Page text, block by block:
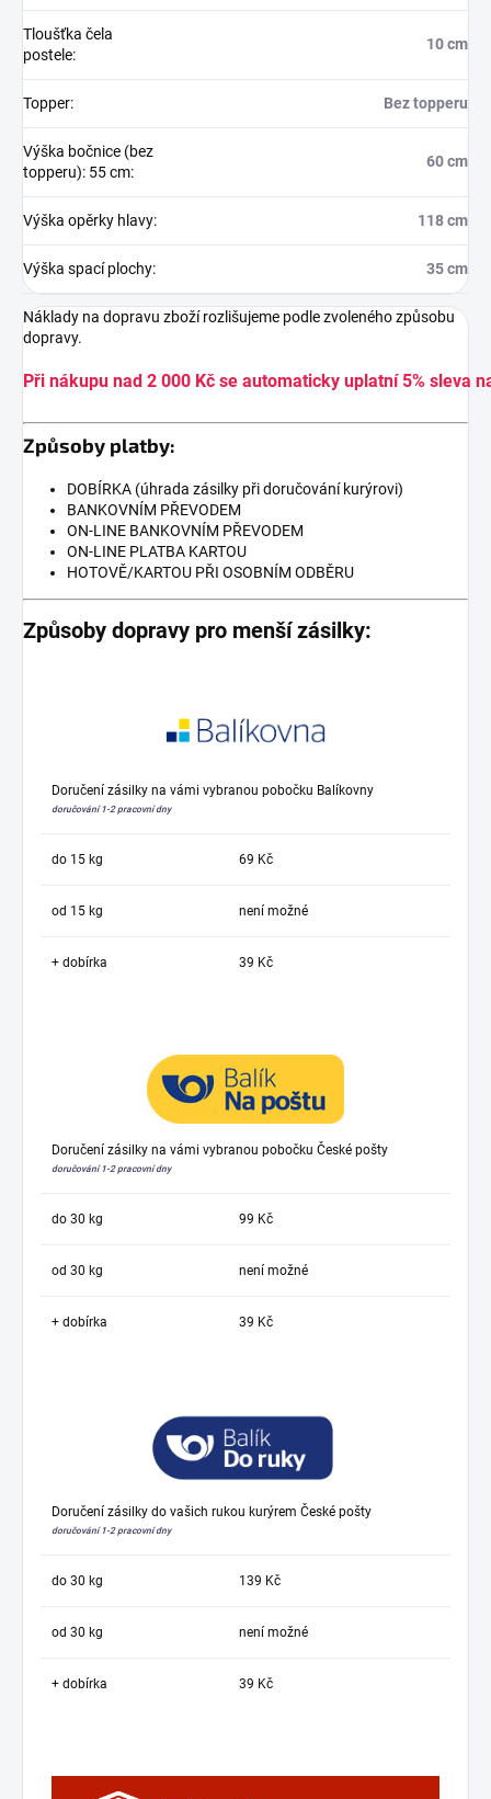
Tloušťka čela
postele:
10 cm
Topper: Bez topperu
Výška bočnice (bez
topperu): 55 cm:
60 cm
Výška opěrky hlavy: 118 cm
Výška spací plochy: 35 cm
Náklady na dopravu zboží rozlišujeme podle zvoleného způsobu
dopravy.
Při nákupu nad 2 000 Kč se automaticky uplatní 5% sleva
Způsoby platby:
DOBÍRKA (úhrada zásilky při doručování kurýrovi)
BANKOVNÍM PŘEVODEM
ON-LINE BANKOVNÍM PŘEVODEM
ON-LINE PLATBA KARTOU
HOTOVĚ/KARTOU PŘI OSOBNÍM ODBĚRU
Způsoby dopravy pro menší zásilky:
Doručení zásilky na vámi vybranou pobočku Balíkovny
doručování 1-2 pracovní dny
do 15 kg 69 Kč
od 15 kg není možné
+ dobírka 39 Kč
Doručení zásilky na vámi vybranou pobočku České pošty
doručování 1-2 pracovní dny
do 30 kg 99 Kč
od 30 kg není možné
+ dobírka 39 Kč
Doručení zásilky do vašich rukou kurýrem České pošty
doručování 1-2 pracovní dny
do 30 kg 139 Kč
od 30 kg není možné
+ dobírka 39 Kč